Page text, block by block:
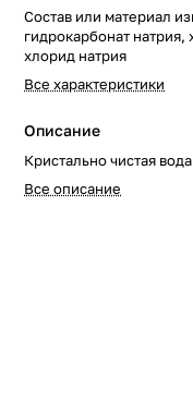
Состав или материал
гидрокарбонат
хлорид натрия
Все характеристики
Описание
Кристально чистая вода
Все описание